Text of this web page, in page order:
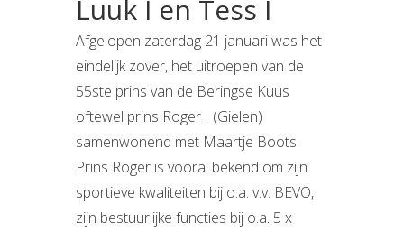
Luuk I en Tess I
Afgelopen zaterdag 21 januari was het
eindelijk zover, het uitroepen van de
55ste prins van de Beringse Kuus
oftewel prins Roger I (Gielen)
samenwonend met Maartje Boots.
Prins Roger is vooral bekend om zijn
sportieve kwaliteiten bij o.a. v.v. BEVO,
zijn bestuurlijke functies bij o.a. 5 x